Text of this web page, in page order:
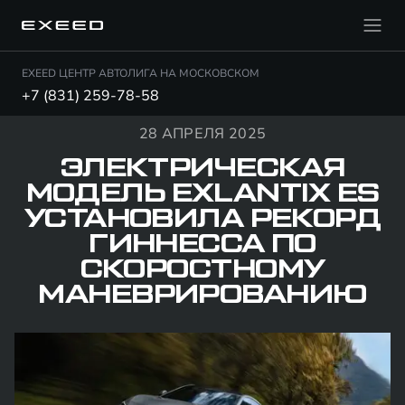
EXEED ЦЕНТР АВТОЛИГА НА МОСКОВСКОМ
+7 (831) 259-78-58
28 АПРЕЛЯ 2025
ЭЛЕКТРИЧЕСКАЯ
МОДЕЛЬ EXLANTIX ES
УСТАНОВИЛА РЕКОРД
ГИННЕССА ПО
СКОРОСТНОМУ
МАНЕВРИРОВАНИЮ